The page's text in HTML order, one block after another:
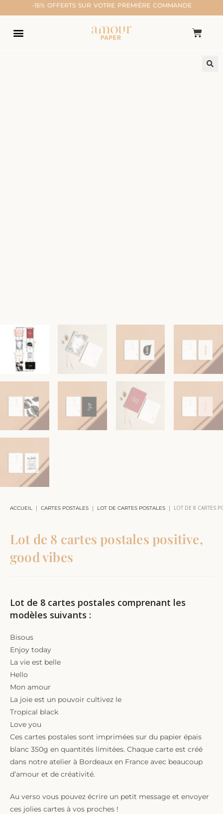
-15% OFFERTS SUR VOTRE PREMIÈRE COMMANDE
ACCUEIL | CARTES POSTALES | LOT DE CARTES POSTALES | LOT DE 8 CARTES
Lot de 8 cartes postales positive,
good vibes
Lot de 8 cartes postales comprenant les
modèles suivants :
Bisous
Enjoy today
La vie est belle
Hello
Mon amour
La joie est un pouvoir cultivez le
Tropical black
Love you
Ces cartes postales sont imprimées sur du papier épais
blanc 350g en quantités limitées. Chaque carte est créé
dans notre atelier à Bordeaux en France avec beaucoup
d’amour et de créativité.
Au verso vous pouvez écrire un petit message et envoyer
ces jolies cartes à vos proches !